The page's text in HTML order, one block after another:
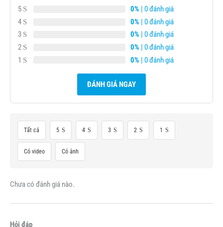
5 0% | 0 đánh giá
4
0% | 0 đánh giá
3
0% | 0 đánh giá
2
0% | 0 đánh giá
1
0% | 0 đánh giá
ĐÁNH GIÁ NGAY
Tất cả 5 4 3 2 1
Có video Có ảnh
Chưa có đánh giá nào.
Hỏi đáp